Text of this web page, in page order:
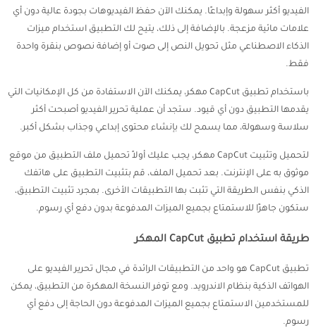
الفيديو أكثر سهولة وإبداعًا. يمكنك الآن حفظ الفيديوهات بجودة عالية دون أي
علامات مائية مزعجة. بالإضافة إلى ذلك، يتيح لك التطبيق استخدام ميزات
الذكاء الاصطناعي مثل تحويل النص إلى صوت أو إضافة نصوص بنقرة واحدة
فقط.
باستخدام تطبيق CapCut مهكر، يمكنك الآن الاستفادة من كل الإمكانيات التي
يقدمها التطبيق دون أي قيود. ستجد أن عملية تحرير الفيديو أصبحت أكثر
سلاسة وسهولة، مما يسمح لك بإنشاء محتوى إبداعي وجذاب بشكل أكبر.
لتحميل وتثبيت CapCut مهكر، يجب عليك أولاً تحميل ملف التطبيق من موقع
موثوق به على الإنترنت. بعد تحميل الملف، قم بتثبيت التطبيق على هاتفك
الذكي بنفس الطريقة التي تثبت بها التطبيقات الأخرى. بمجرد تثبيت التطبيق،
ستكون جاهزًا للاستمتاع بجميع الميزات المدفوعة بدون دفع أي رسوم.
طريقة استخدام تطبيق CapCut المهكر
تطبيق CapCut هو واحد من التطبيقات الرائدة في مجال تحرير الفيديو على
الهواتف الذكية بنظام الاندرويد. ومع توفر النسخة المهكرة من التطبيق، يمكن
للمستخدمين الاستمتاع بجميع الميزات المدفوعة دون الحاجة إلى دفع أي
رسوم.